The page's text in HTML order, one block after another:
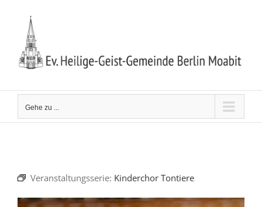
springen
Gehe zu ...
Veranstaltungsserie: Kinderchor Tontiere